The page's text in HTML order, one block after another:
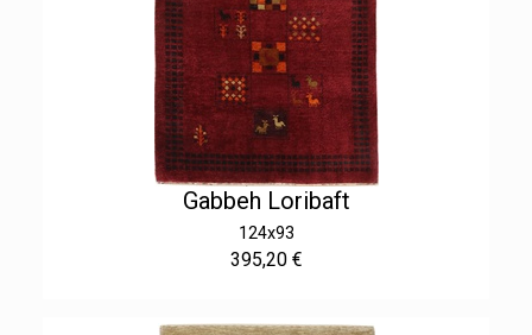
Gabbeh Loribaft
124x93
395,20 €